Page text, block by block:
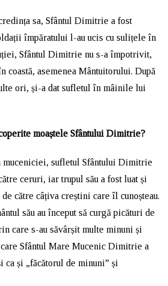
sa, Sfântul Dimitrie a fost
împăratului l-au ucis cu sulițele în
Sfântul Dimitrie nu s-a împotrivit,
asemenea Mântuitorului. După
ori, și-a dat sufletul în mâinile lui
moaștele Sfântului Dimitrie?
muceniciei, sufletul Sfântului Dimitrie
ceruri, iar trupul său a fost luat și
către câțiva creștini care îl cunoșteau.
său au început să curgă picături de
care s-au săvârșit multe minuni și
Sfântul Mare Mucenic Dimitrie a
ca și „făcătorul de minuni” și